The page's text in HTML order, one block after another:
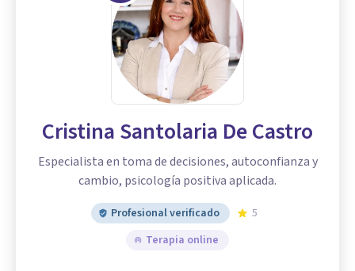
Cristina Santolaria De Castro
Especialista en toma de decisiones, autoconfianza y
cambio, psicología positiva aplicada.
Profesional verificado
5
Terapia online